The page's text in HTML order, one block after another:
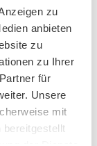
zu
anbieten
zu
zu Ihrer
für
Unsere
mit
bereitgestellt
zu stellen.